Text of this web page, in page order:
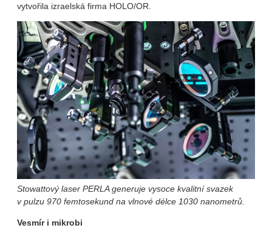
vytvořila izraelská firma HOLO/OR.
Stowattový laser PERLA generuje vysoce kvalitní svazek
v pulzu 970 femtosekund na vlnové délce 1030 nanometrů.
Vesmír i mikrobi